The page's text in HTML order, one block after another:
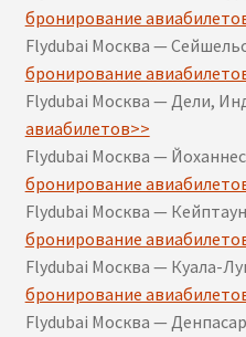
бронирование
Flydubai Москва —
бронирование
Flydubai Москва — Дели,
авиабилетов>>
Flydubai Москва —
бронирование
Flydubai Москва —
бронирование
Flydubai Москва — Куала-
бронирование
Flydubai Москва —